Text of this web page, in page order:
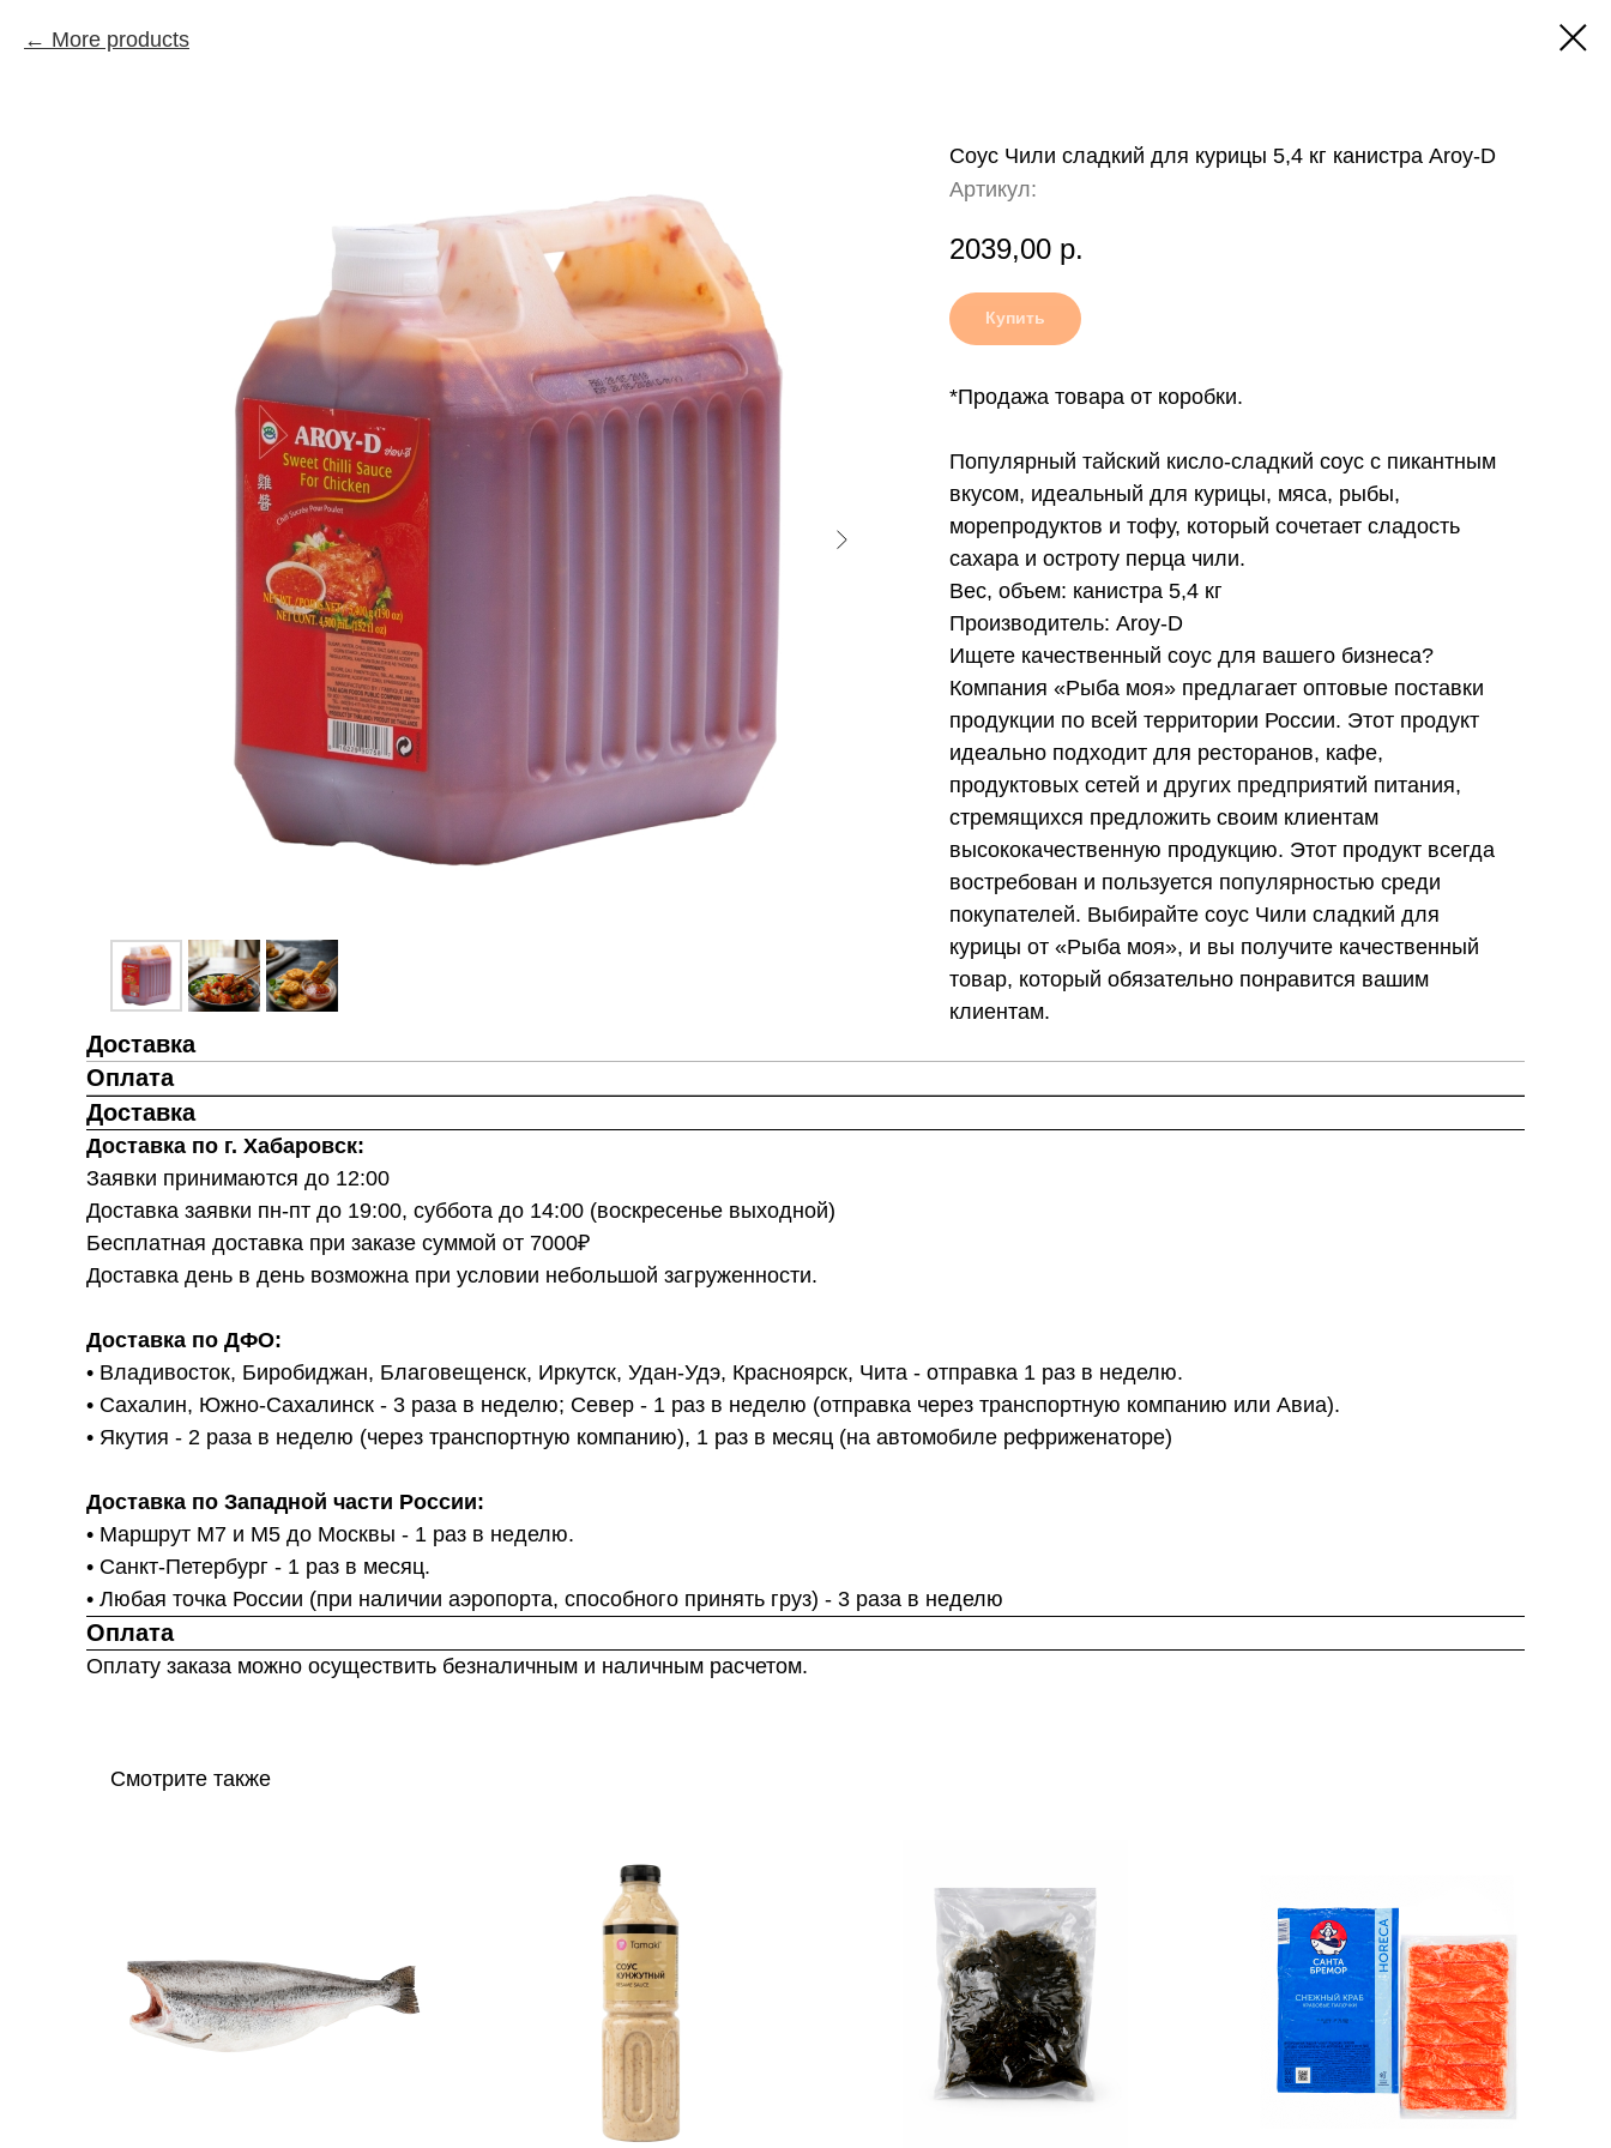
More products
Соус Чили сладкий для курицы 5,4 кг канистра Aroy-D
Артикул:
2039,00 р.
Купить
*Продажа товара от коробки.
Популярный тайский кисло-сладкий соус с пикантным
вкусом, идеальный для курицы, мяса, рыбы,
морепродуктов и тофу, который сочетает сладость
сахара и остроту перца чили.
Вес, объем: канистра 5,4 кг
Производитель: Aroy-D
Ищете качественный соус для вашего бизнеса?
Компания «Рыба моя» предлагает оптовые поставки
продукции по всей территории России. Этот продукт
идеально подходит для ресторанов, кафе,
продуктовых сетей и других предприятий питания,
стремящихся предложить своим клиентам
высококачественную продукцию. Этот продукт всегда
востребован и пользуется популярностью среди
покупателей. Выбирайте соус Чили сладкий для
курицы от «Рыба моя», и вы получите качественный
товар, который обязательно понравится вашим
клиентам.
Доставка
Оплата
Доставка
Доставка по г. Хабаровск:
Заявки принимаются до 12:00
Доставка заявки пн-пт до 19:00, суббота до 14:00 (воскресенье выходной)
Бесплатная доставка при заказе суммой от 7000₽
Доставка день в день возможна при условии небольшой загруженности.
Доставка по ДФО:
• Владивосток, Биробиджан, Благовещенск, Иркутск, Удан-Удэ, Красноярск, Чита - отправка 1 раз в неделю.
• Сахалин, Южно-Сахалинск - 3 раза в неделю; Север - 1 раз в неделю (отправка через транспортную компанию или Авиа).
• Якутия - 2 раза в неделю (через транспортную компанию), 1 раз в месяц (на автомобиле рефриженаторе)
Доставка по Западной части России:
• Маршрут М7 и М5 до Москвы - 1 раз в неделю.
• Санкт-Петербург - 1 раз в месяц.
• Любая точка России (при наличии аэропорта, способного принять груз) - 3 раза в неделю
Оплата
Оплату заказа можно осуществить безналичным и наличным расчетом.
Смотрите также